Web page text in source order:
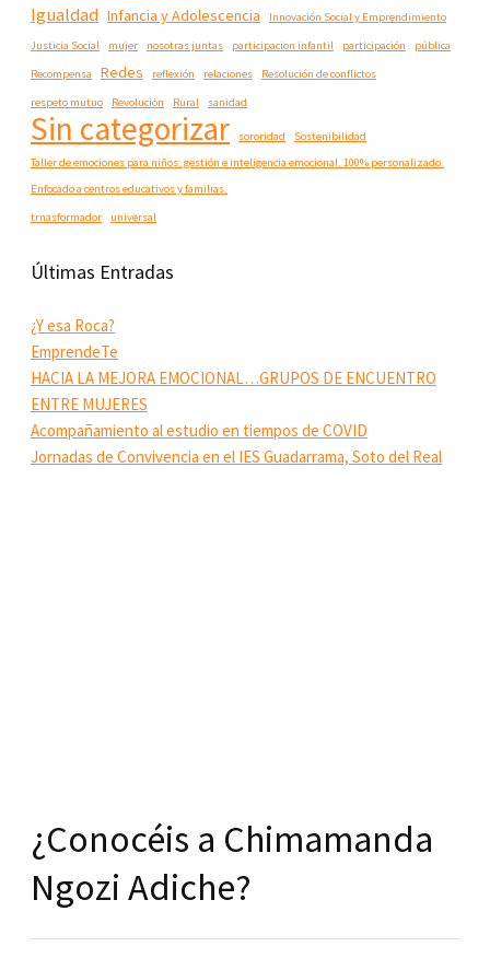
Igualdad Infancia y Adolescencia
Innovación Social y Emprendimiento
Justicia Social
mujer nosotras juntas participacion infantil participación
pública
Recompensa
Redes reflexión relaciones
Resolución de conflictos
respeto mutuo
Revolución Rural sanidad
Sin categorizar sororidad
Sostenibilidad
Taller de emociones para niños: gestión e inteligencia emocional. 100% personalizado.
Enfocado a centros educativos y familias.
trnasformador
universal
Últimas Entradas
¿Y esa Roca?
EmprendeTe
HACIA LA MEJORA EMOCIONAL…GRUPOS DE ENCUENTRO
ENTRE MUJERES
Acompañamiento al estudio en tiempos de COVID
Jornadas de Convivencia en el IES Guadarrama, Soto del Real
¿Conocéis a Chimamanda
Ngozi Adiche?